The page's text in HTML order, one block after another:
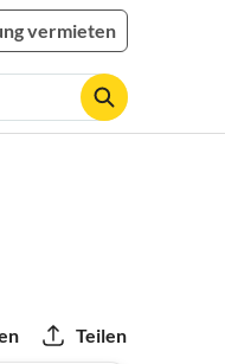
vermieten
Teilen